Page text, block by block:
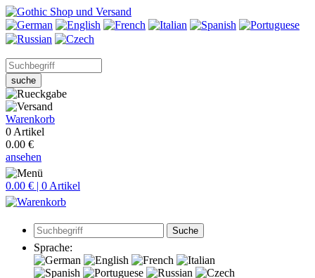
suche
Warenkorb
0 Artikel
0.00 €
ansehen
0.00 € | 0 Artikel
Suche
Sprache: